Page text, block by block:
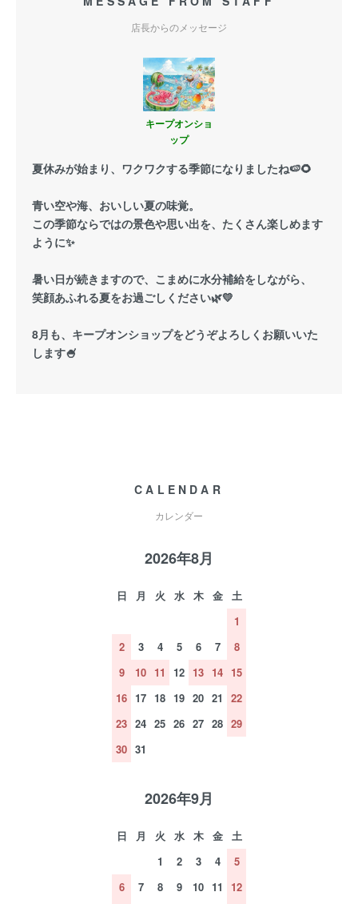
店長からのメッセージ
キープオンショ
ップ
夏休みが始まり、ワクワクする季節になりましたね🍉🌻
青い空や海、おいしい夏の味覚。
この季節ならではの景色や思い出を、たくさん楽しめます
ように✨
暑い日が続きますので、こまめに水分補給をしながら、
笑顔あふれる夏をお過ごしください🌿💛
8月も、キープオンショップをどうぞよろしくお願いいた
します🍧
CALENDAR
カレンダー
2026年8月
日 月 火 水 木 金
土
1
2
3 4 5 6 7
8
9
10 11 12 13 14 15
16 17 18 19 20 21
22
23 24 25 26 27 28 29
30 31
2026年9月
日 月 火 水 木 金
土
1
2 3 4
5
6
7 8 9 10 11
12